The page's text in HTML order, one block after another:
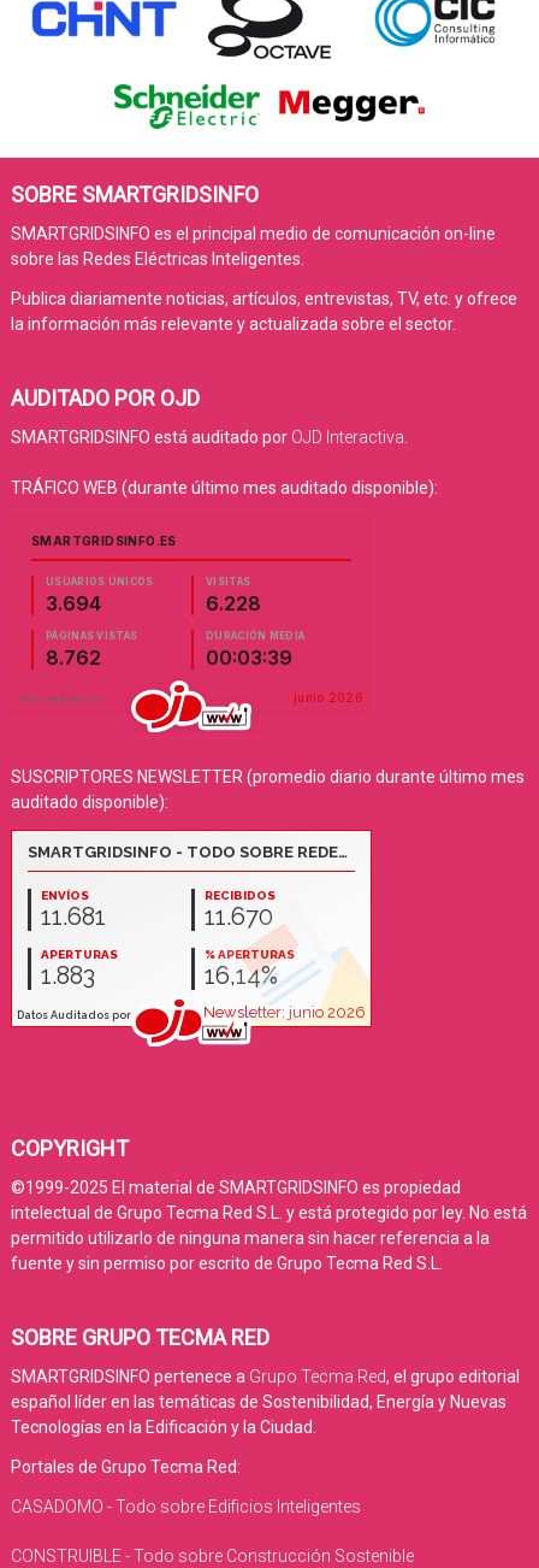
SOBRE SMARTGRIDSINFO
SMARTGRIDSINFO es el principal medio de comunicación on-line
sobre las Redes Eléctricas Inteligentes.
Publica diariamente noticias, artículos, entrevistas, TV, etc. y ofrece
la información más relevante y actualizada sobre el sector.
AUDITADO POR OJD
SMARTGRIDSINFO está auditado por OJD Interactiva
TRÁFICO WEB (durante último mes auditado disponible):
SUSCRIPTORES NEWSLETTER (promedio diario durante último mes
auditado disponible):
COPYRIGHT
©1999-2025 El material de SMARTGRIDSINFO es propiedad
intelectual de Grupo Tecma Red S.L. y está protegido por ley. No está
permitido utilizarlo de ninguna manera sin hacer referencia a la
fuente y sin permiso por escrito de Grupo Tecma Red S.L.
SOBRE GRUPO TECMA RED
SMARTGRIDSINFO pertenece a Grupo Tecma Red, el grupo editorial
español líder en las temáticas de Sostenibilidad, Energía y Nuevas
Tecnologías en la Edificación y la Ciudad.
Portales de Grupo Tecma Red:
CASADOMO - Todo sobre Edificios Inteligentes
CONSTRUIBLE - Todo sobre Construcción Sostenible